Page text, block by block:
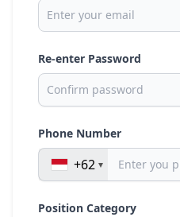
Re-enter Password
Phone Number
+62
Position Category